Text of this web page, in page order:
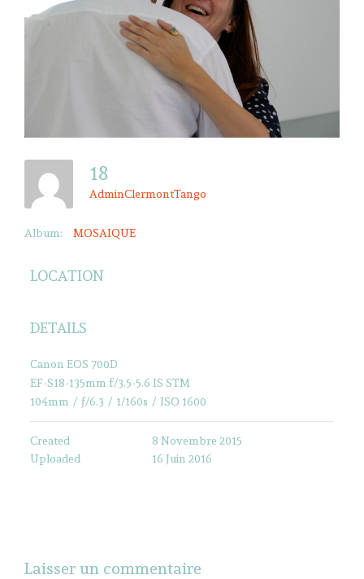
18
AdminClermontTango
Album: MOSAIQUE
LOCATION
DETAILS
Canon EOS 700D
EF-S18-135mm f/3.5-5.6 IS STM
104mm / ƒ/6.3 / 1/160s / ISO 1600
Created
8 Novembre 2015
Uploaded
16 Juin 2016
Laisser un commentaire